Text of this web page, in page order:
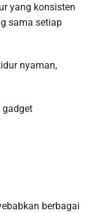
yang konsisten
sama setiap
nyaman,
gadget
berbagai